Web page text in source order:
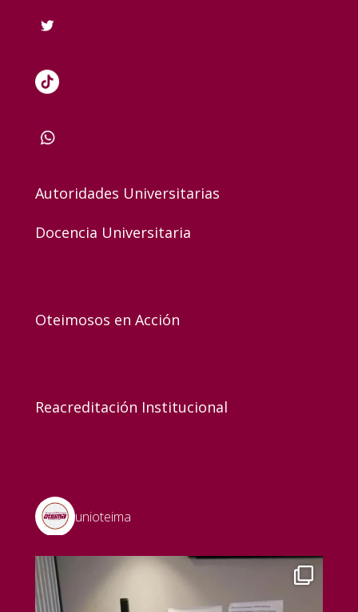
Autoridades Universitarias
Docencia Universitaria
Oteimosos en Acción
Reacreditación Institucional
unioteima